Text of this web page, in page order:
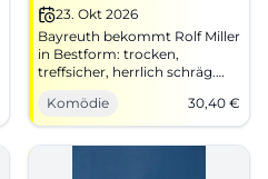
23. Okt 2026
Bayreuth bekommt Rolf Miller
in Bestform: trocken,
treffsicher, herrlich schräg.
Am 23.10.2026 im DAS
ZENTRUM für 30,40 Euro.
#Kabarett
Komödie 30,40 €